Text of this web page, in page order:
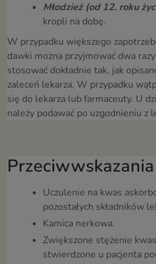
Młodzież (od 12. roku
kropli na dobę.
W przypadku większego
dawki można przyjmować dwa
stosować dokładnie tak, jak
zaleceń lekarza. W przypadku
się do lekarza lub farmaceuty. U
należy podawać po uzgodnieniu z
Przeciwwskazania
Uczulenie na kwas
pozostałych składników
Kamica nerkowa.
Zwiększone stężenie
stwierdzone u pacjenta